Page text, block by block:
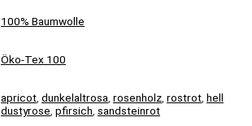
100% Baumwolle
Öko-Tex 100
apricot, dunkelaltrosa, rosenholz, rostrot, hell
dustyrose, pfirsich, sandsteinrot